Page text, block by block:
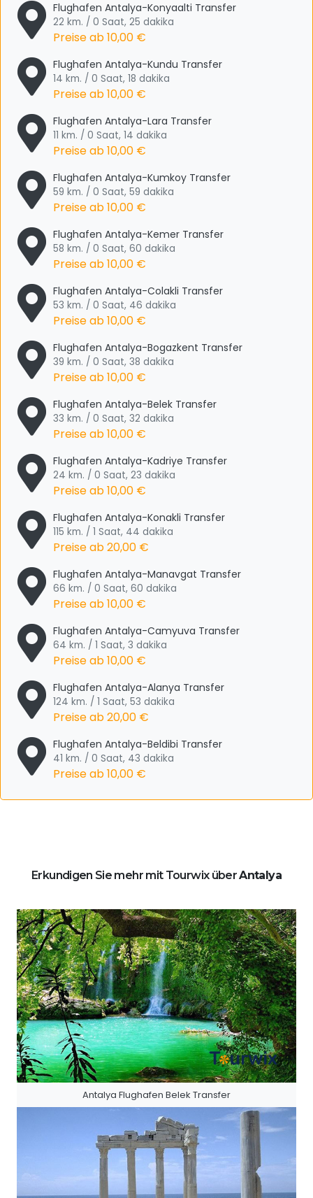
Flughafen Antalya-Konyaalti Transfer
22 km. / 0 Saat, 25 dakika
Preise ab10,00 €
Flughafen Antalya-Kundu Transfer
14 km. / 0 Saat, 18 dakika
Preise ab10,00 €
Flughafen Antalya-Lara Transfer
11 km. / 0 Saat, 14 dakika
Preise ab10,00 €
Flughafen Antalya-Kumkoy Transfer
59 km. / 0 Saat, 59 dakika
Preise ab10,00 €
Flughafen Antalya-Kemer Transfer
58 km. / 0 Saat, 60 dakika
Preise ab10,00 €
Flughafen Antalya-Colakli Transfer
53 km. / 0 Saat, 46 dakika
Preise ab10,00 €
Flughafen Antalya-Bogazkent Transfer
39 km. / 0 Saat, 38 dakika
Preise ab10,00 €
Flughafen Antalya-Belek Transfer
33 km. / 0 Saat, 32 dakika
Preise ab10,00 €
Flughafen Antalya-Kadriye Transfer
24 km. / 0 Saat, 23 dakika
Preise ab10,00 €
Flughafen Antalya-Konakli Transfer
115 km. / 1 Saat, 44 dakika
Preise ab20,00 €
Flughafen Antalya-Manavgat Transfer
66 km. / 0 Saat, 60 dakika
Preise ab10,00 €
Flughafen Antalya-Camyuva Transfer
64 km. / 1 Saat, 3 dakika
Preise ab10,00 €
Flughafen Antalya-Alanya Transfer
124 km. / 1 Saat, 53 dakika
Preise ab20,00 €
Flughafen Antalya-Beldibi Transfer
41 km. / 0 Saat, 43 dakika
Preise ab10,00 €
Erkundigen Sie mehr mit Tourwix überAntalya
Antalya Flughafen Belek Transfer